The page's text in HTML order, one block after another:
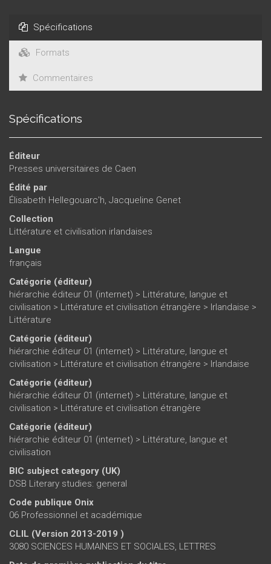
Spécifications
Formats
Commentaires
Spécifications
Éditeur
Presses universitaires de Caen
Édité par
Élisabeth Hellegouarc'h Jacqueline Genet
Collection
Littérature et civilisation irlandaises
Langue
français
Catégorie (éditeur)
hiérarchie éditeur 01 (internet) > Littérature, langue et
civilisation > Littérature et civilisation étrangère > Irlandaise >
Littérature
Catégorie (éditeur)
hiérarchie éditeur 01 (internet) > Littérature, langue et
civilisation > Littérature et civilisation étrangère > Irlandaise
Catégorie (éditeur)
hiérarchie éditeur 01 (internet) > Littérature, langue et
civilisation > Littérature et civilisation étrangère
Catégorie (éditeur)
hiérarchie éditeur 01 (internet) > Littérature, langue et
civilisation
BIC subject category (UK)
DSB Literary studies: general
Code publique Onix
06 Professionnel et académique
CLIL (Version 2013-2019 )
3080 SCIENCES HUMAINES ET SOCIALES, LETTRES